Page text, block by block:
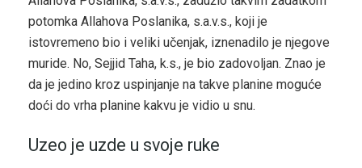
potomka Allahova Poslanika, s.a.v.s., koji je
istovremeno bio i veliki učenjak, iznenadilo je njegove
muride. No, Sejjid Taha, k.s., je bio zadovoljan. Znao je
da je jedino kroz uspinjanje na takve planine moguće
doći do vrha planine kakvu je vidio u snu.
Uzeo je uzde u svoje ruke